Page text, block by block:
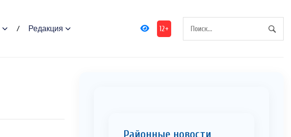
Редакция 12+
Районные новости